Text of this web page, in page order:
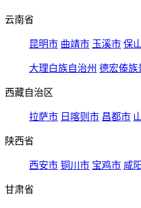
云南省
昆明市 曲靖市 玉溪市 保
大理白族自治州 德宏傣族
西藏自治区
拉萨市 日喀则市 昌都市
陕西省
西安市 铜川市 宝鸡市 咸
甘肃省